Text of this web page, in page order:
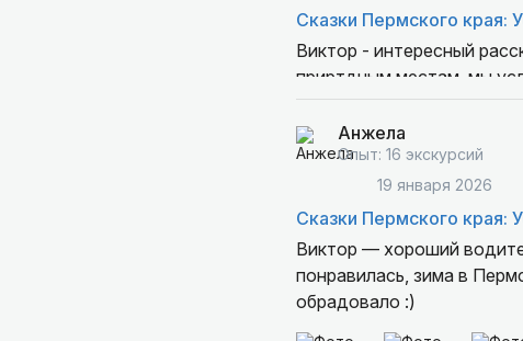
Сказки Пермского края:
Виктор - интересный
приртдным местам, мы
День был очень
Анжела
Опыт: 16 экскурсий
19 января 2026
Сказки Пермского края:
Виктор — хороший
понравилась, зима в
обрадовало :)